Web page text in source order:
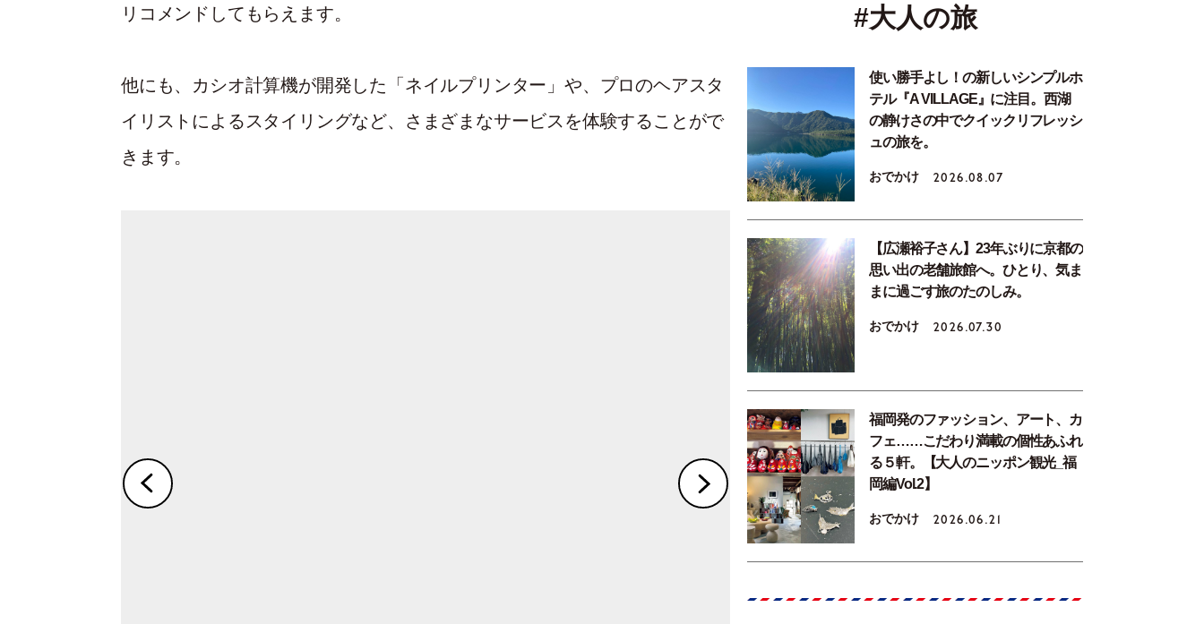
リコメンドしてもらえます。
他にも、カシオ計算機が開発した「ネイルプリンター」や、プロのヘアスタ
イリストによるスタイリングなど、さまざまなサービスを体験することがで
きます。
#大人の旅
使い勝手よし！の新しいシンプルホ
テル『A VILLAGE』に注目。西湖
の静けさの中でクイックリフレッシ
ュの旅を。
おでかけ 2026.08.07
【広瀬裕子さん】23年ぶりに京都の
思い出の老舗旅館へ。ひとり、気ま
まに過ごす旅のたのしみ。
おでかけ 2026.07.30
福岡発のファッション、アート、カ
フェ……こだわり満載の個性あふれ
る５軒。【大人のニッポン観光_福
岡編Vol.2】
おでかけ 2026.06.21